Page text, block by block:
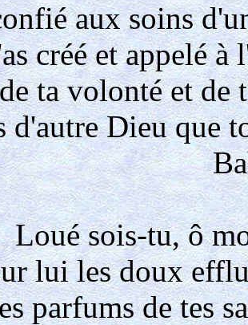
aux soins
créé et appelé à
de ta volonté et
d'autre Dieu que
Loué sois-tu, ô
lui les doux
parfums de tes